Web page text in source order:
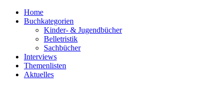
Home
Buchkategorien
Kinder- & Jugendbücher
Belletristik
Sachbücher
Interviews
Themenlisten
Aktuelles